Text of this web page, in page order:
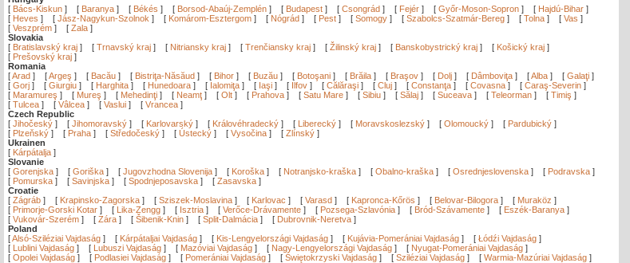
[ Bács-Kiskun ] [ Baranya ] [ Békés ] [ Borsod-Abaúj-Zemplén ] [ Budapest ] [ Csongrád ] [ Fejér ] [ Győr-Moson-Sopron ] [ Hajdú-Bihar ]
[ Heves ] [ Jász-Nagykun-Szolnok ] [ Komárom-Esztergom ] [ Nógrád ] [ Pest ] [ Somogy ] [ Szabolcs-Szatmár-Bereg ] [ Tolna ] [ Vas ]
[ Veszprém ] [ Zala ]
Slovakia
[ Bratislavský kraj ] [ Trnavský kraj ] [ Nitriansky kraj ] [ Trenčiansky kraj ] [ Žilinský kraj ] [ Banskobystrický kraj ] [ Košický kraj ]
[ Prešovský kraj ]
Romania
[Arad ] [Argeş ] [ Bacău ] [ Bistriţa-Năsăud ] [ Bihor ] [ Buzău ] [ Botoşani ] [ Brăila ] [ Braşov ] [ Dolj ] [ Dâmboviţa ] [Alba ] [ Galaţi ]
[ Gorj ] [ Giurgiu ] [ Harghita ] [ Hunedoara ] [ Ialomiţa ] [ Iaşi ] [ Ilfov ] [ Călăraşi ] [ Cluj ] [ Constanţa ] [ Covasna ] [ Caraş-Severin ]
[ Maramureş ] [ Mureş ] [ Mehedinţi ] [ Neamţ ] [ Olt ] [ Prahova ] [ Satu Mare ] [ Sibiu ] [ Sălaj ] [ Suceava ] [ Teleorman ] [ Timiş ]
[ Tulcea ] [ Vâlcea ] [ Vaslui ] [ Vrancea ]
Czech Republic
[ Jihočeský ] [ Jihomoravský ] [ Karlovarský ] [ Královéhradecký ] [ Liberecký ] [ Moravskoslezský ] [ Olomoucký ] [ Pardubický ]
[ Plzeňský ] [ Praha ] [ Středočeský ] [ Ústecký ] [ Vysočina ] [ Zlínský ]
Ukrainen
[ Kárpátalja ]
Slovanie
[ Gorenjska ] [ Goriška ] [ Jugovzhodna Slovenija ] [ Koroška ] [ Notranjsko-kraška ] [ Obalno-kraška ] [ Osrednjeslovenska ] [ Podravska ]
[ Pomurska ] [ Savinjska ] [ Spodnjeposavska ] [ Zasavska ]
Croatie
[ Zágráb ] [ Krapinsko-Zagorska ] [ Sziszek-Moslavina ] [ Karlovac ] [ Varasd ] [ Kapronca-Kőrös ] [ Belovar-Bilogora ] [ Muraköz ]
[ Primorje-Gorski Kotar ] [ Lika-Zengg ] [ Isztria ] [ Verőce-Drávamente ] [ Pozsega-Szlavónia ] [ Bród-Szávamente ] [ Eszék-Baranya ]
[ Vukovár-Szerém ] [ Zára ] [ Šibenik-Knin ] [ Split-Dalmácia ] [ Dubrovnik-Neretva ]
Poland
[Alsó-Sziléziai Vajdaság ] [ Kárpátaljai Vajdaság ] [ Kis-Lengyelországi Vajdaság ] [ Kujávia-Pomerániai Vajdaság ] [ Łódźi Vajdaság ]
[ Lublini Vajdaság ] [ Lubuszi Vajdaság ] [ Mazóviai Vajdaság ] [ Nagy-Lengyelországi Vajdaság ] [ Nyugat-Pomerániai Vajdaság ]
[ Opolei Vajdaság ] [ Podlasiei Vajdaság ] [ Pomerániai Vajdaság ] [ Świętokrzyski Vajdaság ] [ Sziléziai Vajdaság ] [ Warmia-Mazúriai Vajdaság ]